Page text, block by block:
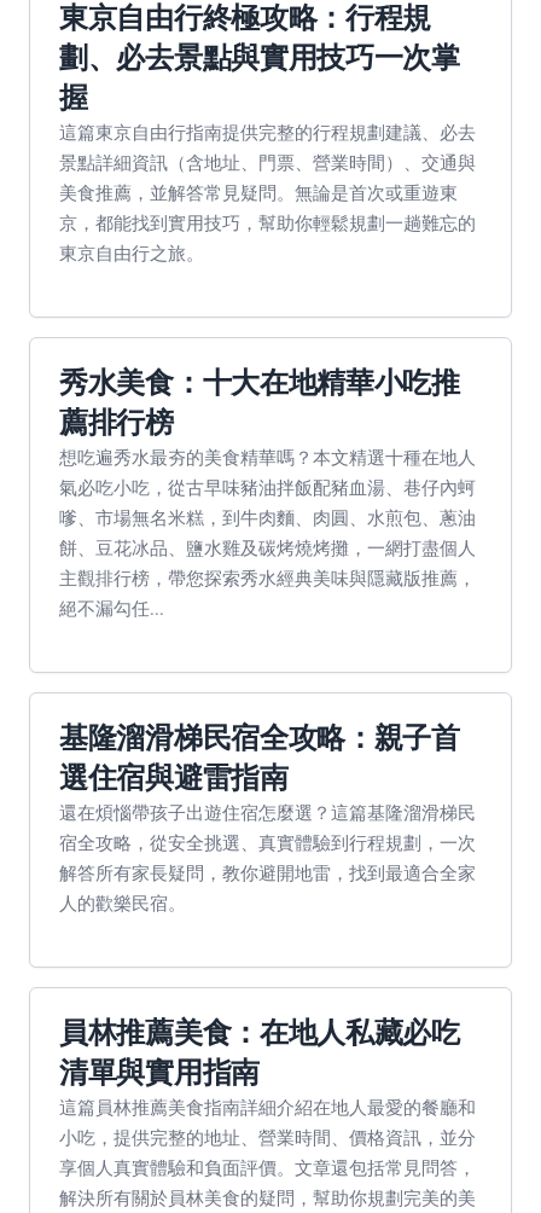
東京自由行終極攻略：行程規
劃、必去景點與實用技巧一次掌
握
這篇東京自由行指南提供完整的行程規劃建議、必去
景點詳細資訊（含地址、門票、營業時間）、交通與
美食推薦，並解答常見疑問。無論是首次或重遊東
京，都能找到實用技巧，幫助你輕鬆規劃一趟難忘的
東京自由行之旅。
秀水美食：十大在地精華小吃推
薦排行榜
想吃遍秀水最夯的美食精華嗎？本文精選十種在地人
氣必吃小吃，從古早味豬油拌飯配豬血湯、巷仔內蚵
嗲、市場無名米糕，到牛肉麵、肉圓、水煎包、蔥油
餅、豆花冰品、鹽水雞及碳烤燒烤攤，一網打盡個人
主觀排行榜，帶您探索秀水經典美味與隱藏版推薦，
絕不漏勾任...
基隆溜滑梯民宿全攻略：親子首
選住宿與避雷指南
還在煩惱帶孩子出遊住宿怎麼選？這篇基隆溜滑梯民
宿全攻略，從安全挑選、真實體驗到行程規劃，一次
解答所有家長疑問，教你避開地雷，找到最適合全家
人的歡樂民宿。
員林推薦美食：在地人私藏必吃
清單與實用指南
這篇員林推薦美食指南詳細介紹在地人最愛的餐廳和
小吃，提供完整的地址、營業時間、價格資訊，並分
享個人真實體驗和負面評價。文章還包括常見問答，
解決所有關於員林美食的疑問，幫助你規劃完美的美